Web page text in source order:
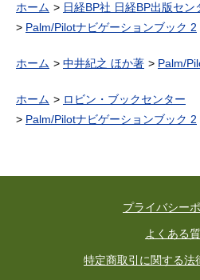
ホーム
日経BP社 日経BP出版セン
Palm/Pilotナビゲーションブック 2
ホーム 中井紀之 ほか著 Palm/
ホーム
ロビン・ブックセンター
Palm/Pilotナビゲーションブック 2
プライバシー
よくある
特定商取引に関する法